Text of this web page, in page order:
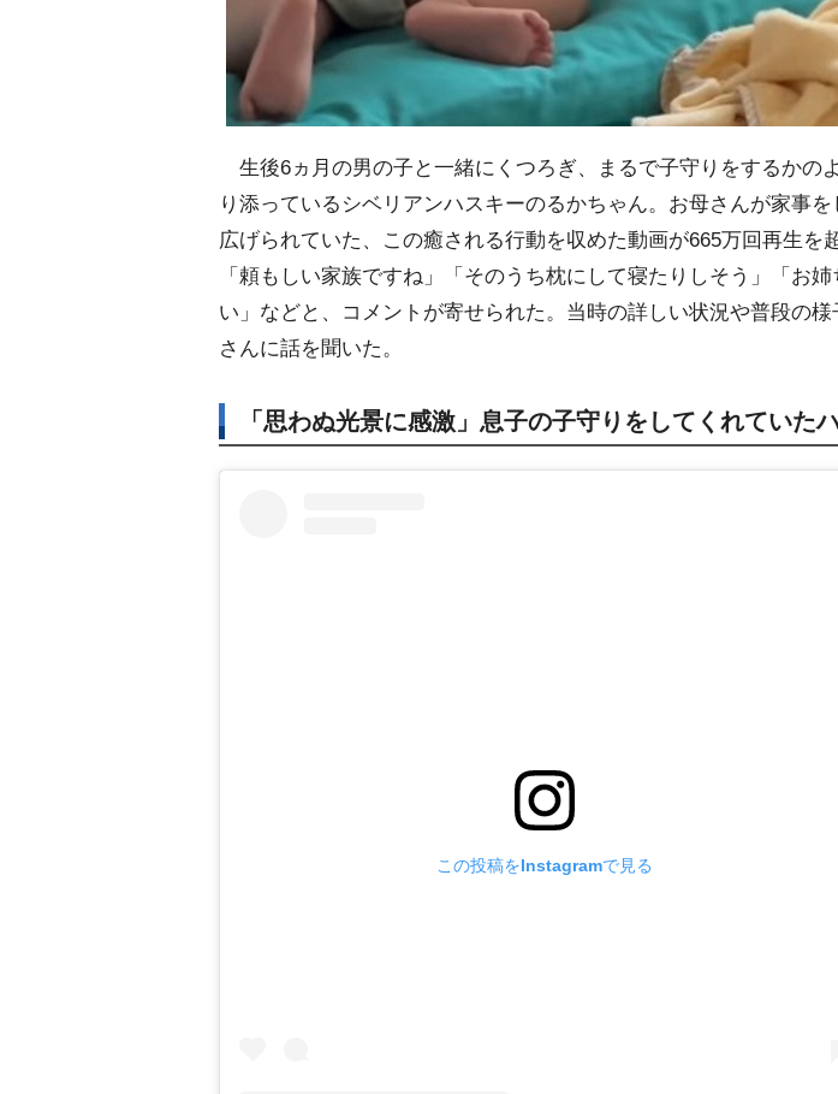
生後6ヵ月の男の子と一緒にくつろぎ、まるで子守りをするかの
り添っているシベリアンハスキーのるかちゃん。お母さんが家事を
広げられていた、この癒される行動を収めた動画が665万回再生を
「頼もしい家族ですね」「そのうち枕にして寝たりしそう」「お
い」などと、コメントが寄せられた。当時の詳しい状況や普段の
さんに話を聞いた。
「思わぬ光景に感激」息子の子守りをしてくれていた
この投稿をInstagramで見る